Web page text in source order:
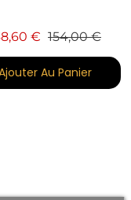
€ Prix de base
154,00 €Prix
Au Panier